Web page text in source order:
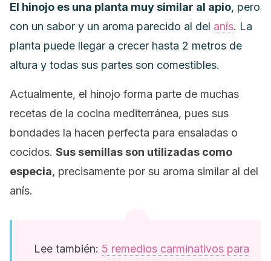
El hinojo es una planta muy similar al apio, pero
con un sabor y un aroma parecido al del anís. La
planta puede llegar a crecer hasta 2 metros de
altura y todas sus partes son comestibles.
Actualmente, el hinojo forma parte de muchas
recetas de la cocina mediterránea, pues sus
bondades la hacen perfecta para ensaladas o
cocidos. Sus semillas son utilizadas como
especia, precisamente por su aroma similar al del
anís.
Lee también: 5 remedios carminativos para